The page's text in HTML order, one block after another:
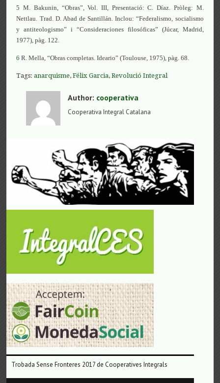
5 M. Bakunin, “Obras”, Vol. III, Presentació: C. Díaz. Pròleg: M.
Nettlau. Trad. D. Abad de Santillán. Inclou: “Federalismo, socialismo
y antiteologismo” i “Consideraciones filosóficas” (Júcar, Madrid,
1977), pàg. 122.
6 R. Mella, “Obras completas. Ideario” (Toulouse, 1975), pàg. 68.
Tags:anarquisme,Félix Garcia,Revolució Integral
Author: cooperativa
Cooperativa Integral Catalana
Trobada Sense Fronteres 2017 de Cooperatives Integrals